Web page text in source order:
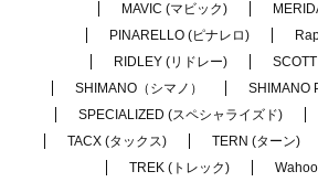
MAVIC (マビック)
PINARELLO (ピナレロ)
RIDLEY (リドレー)
SHIMANO（シマノ）
SHIMANO
SPECIALIZED (スペシャライズド)
TACX (タックス)
TERN (ターン)
TREK (トレック)